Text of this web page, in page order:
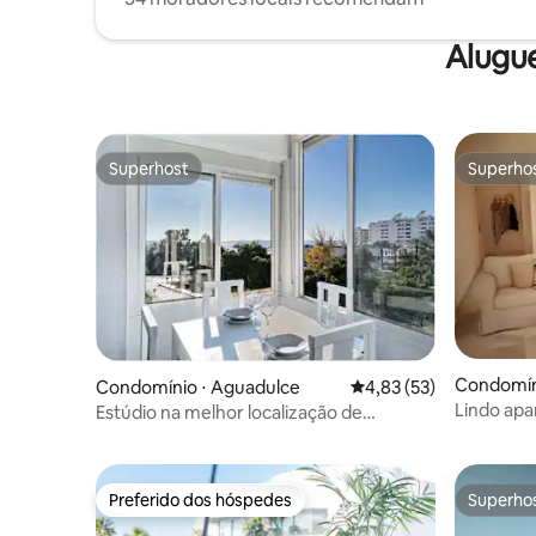
Superhost
Superhost
Condomínio ⋅ Aguadulce 4,83 de uma
4,83 (53)
Estúdio na melhor localização de
Lindo
Preferido dos hóspedes
Preferido dos hóspedes